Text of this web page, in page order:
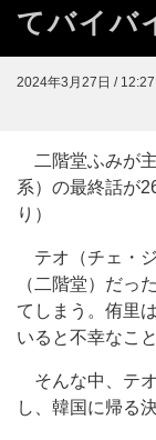
てバイバ
2024年3月27日 / 12:27
二階堂ふみが
系）の最終話が
り）
テオ（チェ・
（二階堂）だっ
てしまう。侑里
いると不幸なこ
そんな中、テ
し、韓国に帰る